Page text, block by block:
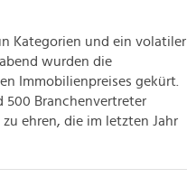
Kategorien und ein volatiler
wurden die
Immobilienpreises gekürt.
500 Branchenvertreter
ehren, die im letzten Jahr